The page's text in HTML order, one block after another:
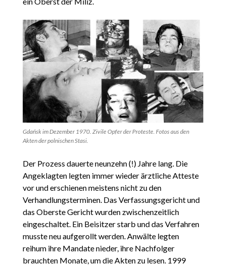
Gdańsk im Dezember 1970. Zivile Opfer der Proteste. Fotos aus den
Akten der polnischen Stasi.
Der Prozess dauerte neunzehn (!) Jahre lang. Die
Angeklagten legten immer wieder ärztliche Atteste
vor und erschienen meistens nicht zu den
Verhandlungsterminen. Das Verfassungsgericht und
das Oberste Gericht wurden zwischenzeitlich
eingeschaltet. Ein Beisitzer starb und das Verfahren
musste neu aufgerollt werden. Anwälte legten
reihum ihre Mandate nieder, ihre Nachfolger
brauchten Monate, um die Akten zu lesen. 1999